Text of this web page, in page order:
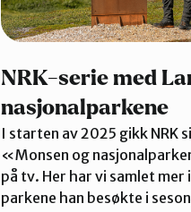
NRK-serie med
nasjonalparkene
I starten av 2025 gikk NRK
«Monsen og
på tv. Her har vi samlet
parkene han besøkte i